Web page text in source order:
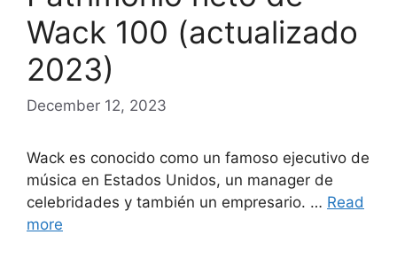
Wack 100 (actualizado
2023)
December 12, 2023
Wack es conocido como un famoso ejecutivo de
música en Estados Unidos, un manager de
celebridades y también un empresario. … Read
more